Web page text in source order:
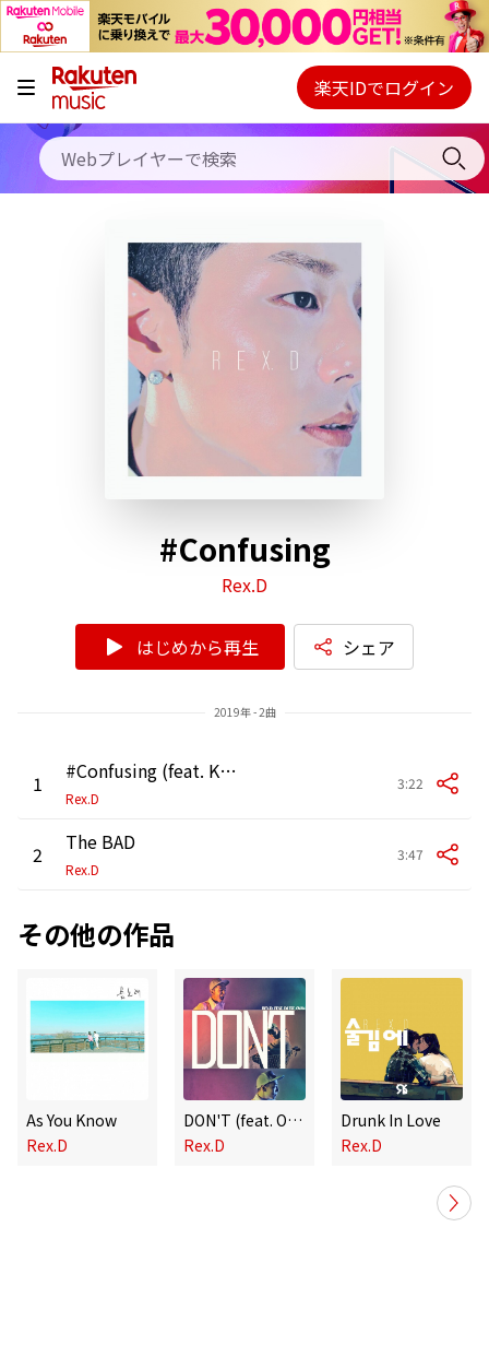
キャンペーン
料金プラン
使い方
初回30日間無料お試し
Webプレイヤー
ご契約内容の確認・変更
楽天IDでログイン
#Confusing
Rex.D
はじめから再生 シェア
2019年 - 2曲
1 #Confusing (feat. Kang Min Hee)
Rex.D
3:22
2 The BAD
Rex.D
3:47
その他の作品
As You Know
Rex.D
DON'T (feat. OVAN & DJ Tiz)
Rex.D
Drunk In Love
Rex.D